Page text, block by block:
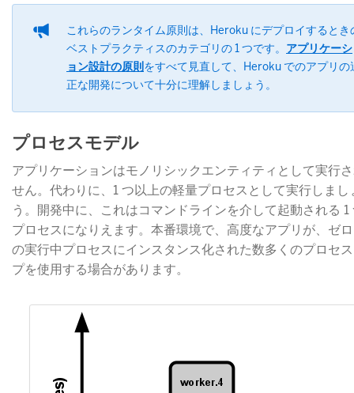
これらのランタイム原則は、Heroku にデプロイするとき
ベストプラクティスのカテゴリの 1 つです。 アプリケーシ
ョン設計の原則をすべて見直して、Heroku でのアプリの
正な開発について十分に理解しましょう。
プロセスモデル
アプリケーションはモノリシックエンティティとして実行
せん。代わりに、1 つ以上の軽量プロセスとして実行しまし
う。開発中に、これはコマンドラインを介して起動される 1
プロセスになりえます。本番環境で、高度なアプリが、ゼ
の実行中プロセスにインスタンス化された数多くのプロセ
プを使用する場合があります。